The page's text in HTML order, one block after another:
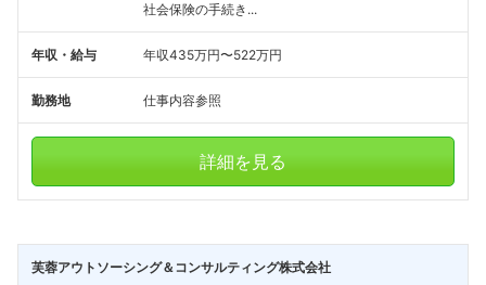
社会保険の手続き...
年収・給与 年収435万円〜522万円
勤務地 仕事内容参照
詳細を見る
芙蓉アウトソーシング＆コンサルティング株式会社